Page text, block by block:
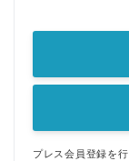
プレス会員登録を